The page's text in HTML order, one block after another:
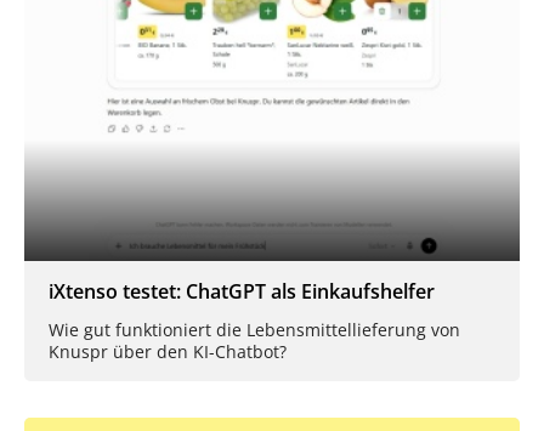
iXtenso testet: ChatGPT als Einkaufshelfer
Wie gut funktioniert die Lebensmittellieferung von
Knuspr über den KI-Chatbot?